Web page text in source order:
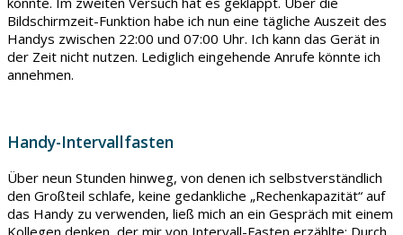
Bildschirmzeit-Funktion habe ich nun eine tägliche Auszeit des
Handys zwischen 22:00 und 07:00 Uhr. Ich kann das Gerät in
der Zeit nicht nutzen. Lediglich eingehende Anrufe könnte ich
annehmen.
Handy-Intervallfasten
Über neun Stunden hinweg, von denen ich selbstverständlich
den Großteil schlafe, keine gedankliche „Rechenkapazität“ auf
das Handy zu verwenden, ließ mich an ein Gespräch mit einem
Kollegen denken, der mir von Intervall-Fasten erzählte: Durch